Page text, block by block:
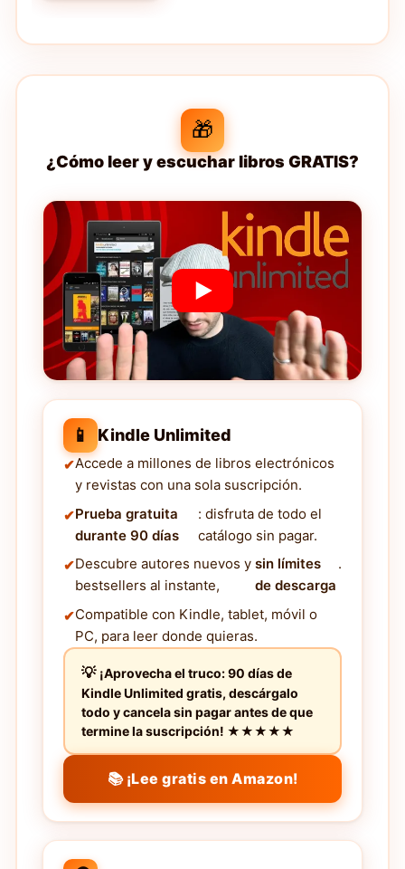
🎁
¿Cómo leer y escuchar libros GRATIS?
📱 Kindle Unlimited
Accede a millones de libros electrónicos
y revistas con una sola suscripción.
Prueba gratuita
durante 90 días
: disfruta de todo el
catálogo sin pagar.
Descubre autores nuevos y
bestsellers al instante,
sin límites
de descarga
.
Compatible con Kindle, tablet, móvil o
PC, para leer donde quieras.
¡Aprovecha el truco: 90 días de
Kindle Unlimited gratis, descárgalo
todo y cancela sin pagar antes de que
termine la suscripción! ★★★★★
📚 ¡Lee gratis en Amazon!